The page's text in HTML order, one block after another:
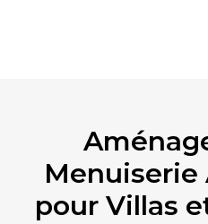
pour Villas